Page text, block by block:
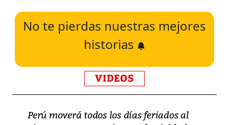
No te pierdas nuestras mejores
historias
VIDEOS
Perú moverá todos los días feriados al